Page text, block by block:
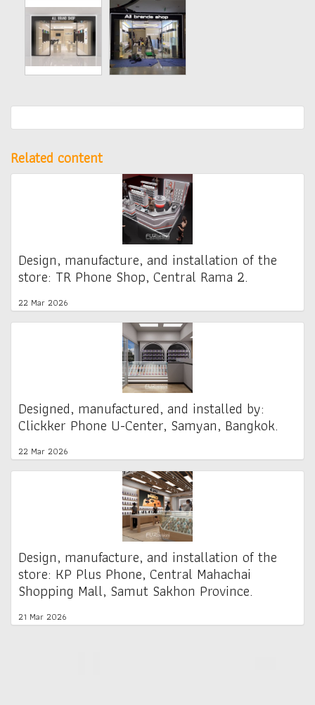
Related content
Design, manufacture, and installation of the
store: TR Phone Shop, Central Rama 2.
22 Mar 2026
Designed, manufactured, and installed by:
Clickker Phone U-Center, Samyan, Bangkok.
22 Mar 2026
Design, manufacture, and installation of the
store: KP Plus Phone, Central Mahachai
Shopping Mall, Samut Sakhon Province.
21 Mar 2026